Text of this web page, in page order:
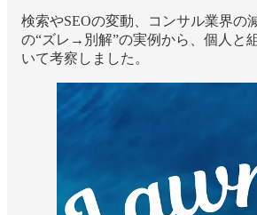
検索やSEOの変動、コンサル業界の
の“ズレ→別解”の実例から、個人と
いて考察しました。